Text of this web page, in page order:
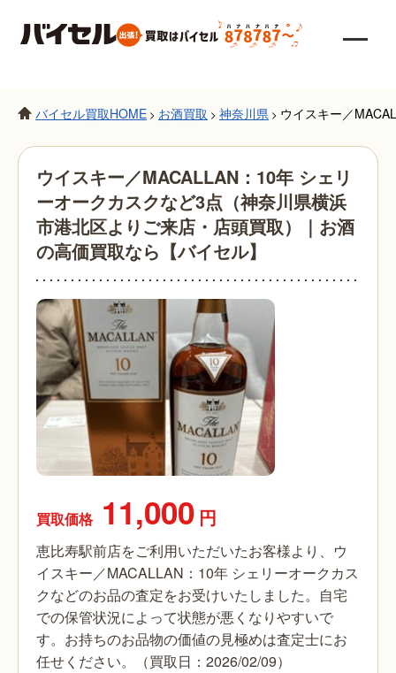
バイセル買取HOME > お酒買取 > 神奈川県 > ウイスキー／
ウイスキー／MACALLAN：10年 シェリ
ーオークカスクなど3点（神奈川県横浜
市港北区よりご来店・店頭買取）｜お酒
の高価買取なら【バイセル】
買取価格 11,000 円
恵比寿駅前店をご利用いただいたお客様より、ウ
イスキー／MACALLAN：10年 シェリーオークカス
クなどのお品の査定をお受けいたしました。自宅
での保管状況によって状態が悪くなりやすいで
す。お持ちのお品物の価値の見極めは査定士にお
任せください。（買取日：2026/02/09）